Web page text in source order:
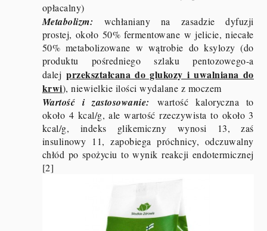
opłacalny)
Metabolizm: wchłaniany na zasadzie dyfuzji
prostej, około 50% fermentowane w jelicie, niecałe
50% metabolizowane w wątrobie do ksylozy (do
produktu pośredniego szlaku pentozowego-a
dalejprzekształcana do glukozy i uwalniana do
krwi), niewielkie ilości wydalane z moczem
Wartość i zastosowanie: wartość kaloryczna to
około 4 kcal/g, ale wartość rzeczywista to około 3
kcal/g, indeks glikemiczny wynosi 13, zaś
insulinowy 11, zapobiega próchnicy, odczuwalny
chłód po spożyciu to wynik reakcji endotermicznej
[2]